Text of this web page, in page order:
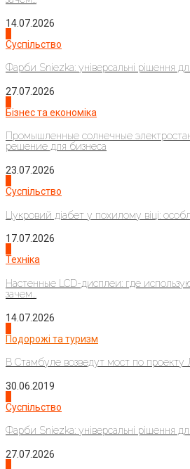
14.07.2026
Суспільство
Фарби Sniezka: універсальні рішення для
27.07.2026
Бізнес та економіка
Промышленные солнечные
решение для бизнеса
23.07.2026
Суспільство
Цукровий діабет у похилому віці:
17.07.2026
Техніка
Настенные LCD-дисплеи: где
зачем...
14.07.2026
Подорожі та туризм
В Стамбуле возведут мост по проекту
30.06.2019
Суспільство
Фарби Sniezka: універсальні рішення для
27.07.2026